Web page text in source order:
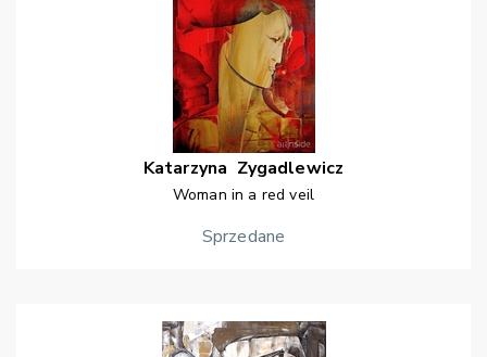
Katarzyna Zygadlewicz
Woman in a red veil
Sprzedane